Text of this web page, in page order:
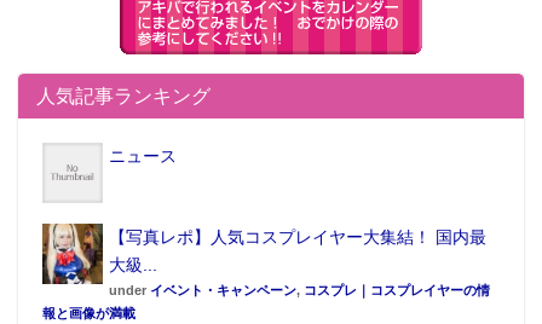
人気記事ランキング
ニュース
【写真レポ】人気コスプレイヤー大集結！ 国内最
大級...
under イベント・キャンペーン, コスプレ｜コスプレイヤーの情
報と画像が満載